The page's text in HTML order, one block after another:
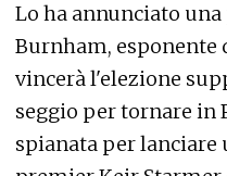
Lo ha annunciato
Burnham, esponente
vincerà l'elezione
seggio per tornare in
spianata per lanciare